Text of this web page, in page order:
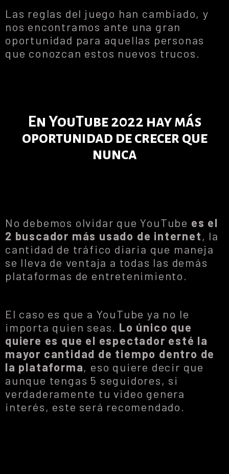
Las reglas del juego han cambiado, y
nos encontramos ante una gran
oportunidad para aquellas personas
que conozcan estos nuevos trucos.
En YouTube 2022 hay más
oportunidad de crecer que
nunca
No debemos olvidar que YouTube es el
2 buscador más usado de internet, la
cantidad de tráfico diaria que maneja
se lleva de ventaja a todas las demás
plataformas de entretenimiento.
El caso es que a YouTube ya no le
importa quien seas. Lo único que
quiere es que el espectador esté la
mayor cantidad de tiempo dentro de
la plataforma, eso quiere decir que
aunque tengas 5 seguidores, si
verdaderamente tu video genera
interés, este será recomendado.